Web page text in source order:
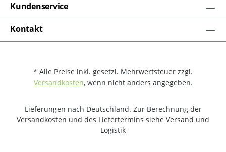
Kundenservice
Kontakt
* Alle Preise inkl. gesetzl. Mehrwertsteuer zzgl.
Versandkosten, wenn nicht anders angegeben.
Lieferungen nach Deutschland. Zur Berechnung der
Versandkosten und des Liefertermins siehe Versand und
Logistik